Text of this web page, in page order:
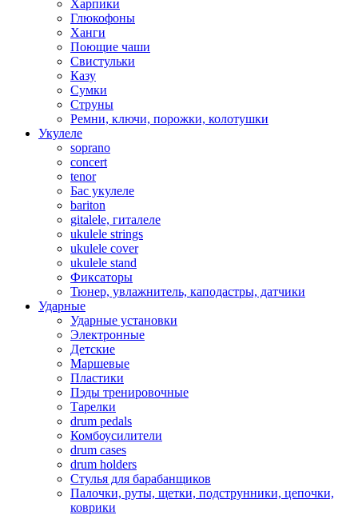
Харпики
Глюкофоны
Ханги
Поющие чаши
Свистульки
Казу
Сумки
Струны
Ремни, ключи, порожки, колотушки
Укулеле
soprano
concert
tenor
Бас укулеле
bariton
gitalele, гиталеле
ukulele strings
ukulele cover
ukulele stand
Фиксаторы
Тюнер, увлажнитель, каподастры, датчики
Ударные
Ударные установки
Электронные
Детские
Маршевые
Пластики
Пэды тренировочные
Тарелки
drum pedals
Комбоусилители
drum cases
drum holders
Стулья для барабанщиков
Палочки, руты, щетки, подструнники, цепочки,
коврики